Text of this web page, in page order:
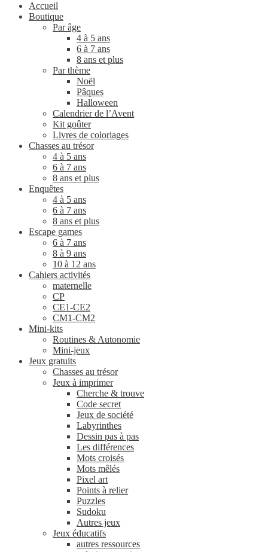
Accueil
Boutique
Par âge
4 à 5 ans
6 à 7 ans
8 ans et plus
Par thème
Noël
Pâques
Halloween
Calendrier de l’Avent
Kit goûter
Livres de coloriages
Chasses au trésor
4 à 5 ans
6 à 7 ans
8 ans et plus
Enquêtes
4 à 5 ans
6 à 7 ans
8 ans et plus
Escape games
6 à 7 ans
8 à 9 ans
10 à 12 ans
Cahiers activités
maternelle
CP
CE1-CE2
CM1-CM2
Mini-kits
Routines & Autonomie
Mini-jeux
Jeux gratuits
Chasses au trésor
Jeux à imprimer
Cherche & trouve
Code secret
Jeux de société
Labyrinthes
Dessin pas à pas
Les différences
Mots croisés
Mots mêlés
Pixel art
Points à relier
Puzzles
Sudoku
Autres jeux
Jeux éducatifs
autres ressources